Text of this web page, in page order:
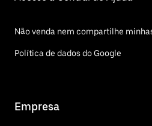
Não venda nem compartilhe
Política de dados do Google
Empresa